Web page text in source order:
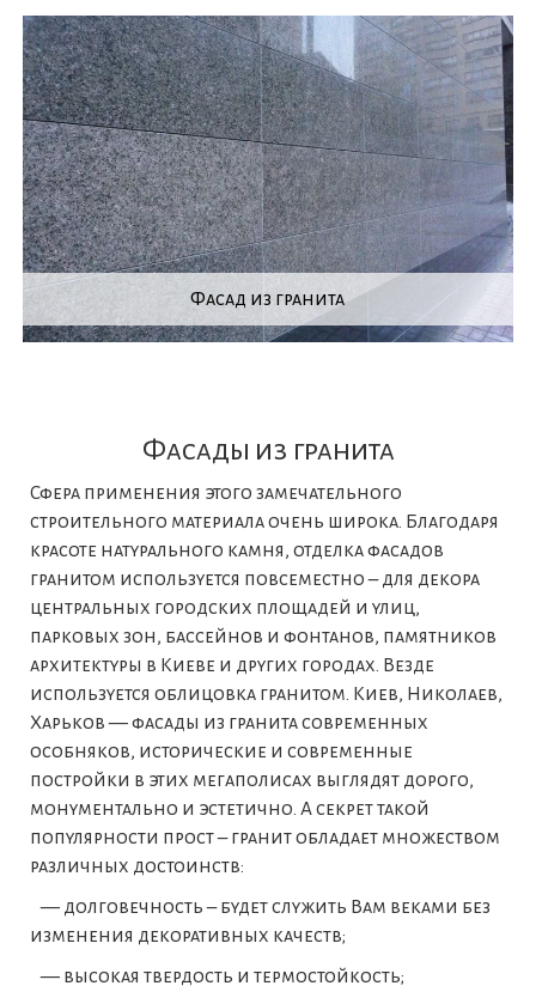
Фасад из гранита
Фасады из гранита
Сфера применения этого замечательного
строительного материала очень широка. Благодаря
красоте натурального камня, отделка фасадов
гранитом используется повсеместно – для декора
центральных городских площадей и улиц,
парковых зон, бассейнов и фонтанов, памятников
архитектуры в Киеве и других городах. Везде
используется облицовка гранитом . Киев, Николаев,
Харьков —фасады из гранитасовременных
особняков, исторические и современные
постройки в этих мегаполисах выглядят дорого,
монументально и эстетично. А секрет такой
популярности прост – гранит обладает множеством
различных достоинств:
— долговечность – будет служить Вам веками без
изменения декоративных качеств;
— высокая твердость и термостойкость;